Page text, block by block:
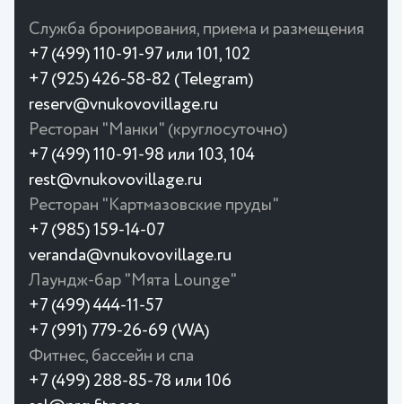
Служба бронирования, приема и размещения
+7 (499) 110-91-97 или 101, 102
+7 (925) 426-58-82 (Telegram)
reserv@vnukovovillage.ru
Ресторан "Манки" (круглосуточно)
+7 (499) 110-91-98 или 103, 104
rest@vnukovovillage.ru
Ресторан "Картмазовские пруды"
+7 (985) 159-14-07
veranda@vnukovovillage.ru
Лаундж-бар "Мята Lounge"
+7 (499) 444-11-57
+7 (991) 779-26-69 (WA)
Фитнес, бассейн и спа
+7 (499) 288-85-78 или 106